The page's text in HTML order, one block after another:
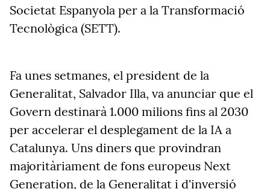
Societat Espanyola per a la Transformació
Tecnològica (SETT).
Fa unes setmanes, el president de la
Generalitat, Salvador Illa, va anunciar que el
Govern destinarà 1.000 milions fins al 2030
per accelerar el desplegament de la IA a
Catalunya. Uns diners que provindran
majoritàriament de fons europeus Next
Generation, de la Generalitat i d'inversió